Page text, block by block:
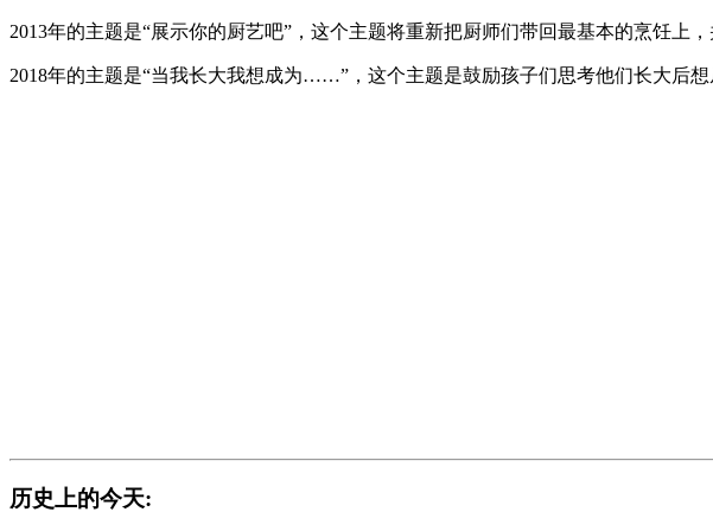
2013年的主题是“展示你的厨艺吧”，这个主题将重新把厨师们带回最基本的烹饪上
2018年的主题是“当我长大我想成为……”，这个主题是鼓励孩子们思考他们长大后
历史上的今天: